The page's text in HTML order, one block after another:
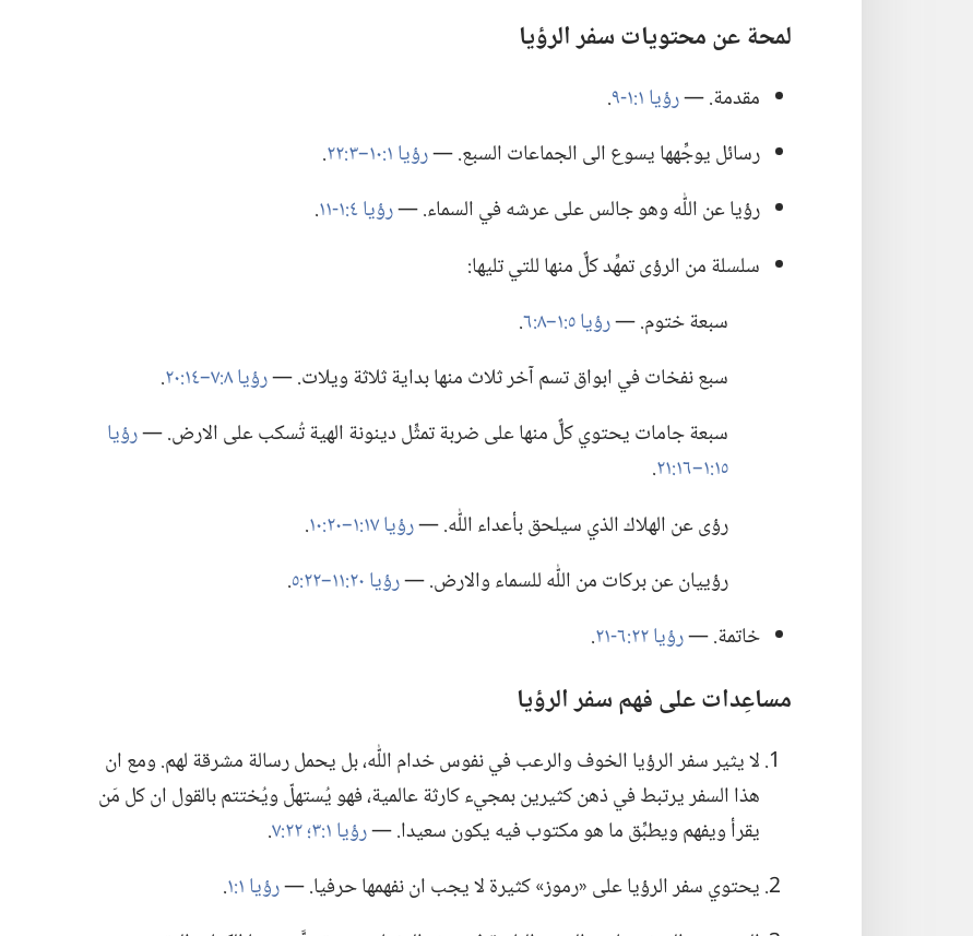
لمحة عن محتويات سفر الرؤيا
مقدمة.‏ —‏رؤيا ١:‏​١-‏٩
‏.‏
رسائل يوجِّهها يسوع الى الجماعات السبع.‏ —‏رؤيا ١:‏١٠–‏٣:‏٢٢
‏.‏
رؤيا عن اللّٰه وهو جالس على عرشه في السماء.‏ —‏رؤيا ٤:‏​١-‏١١
‏.‏
سلسلة من الرؤى تمهِّد كلٌّ منها للتي تليها:‏
سبعة ختوم.‏ —‏رؤيا ٥:‏١–‏٨:‏٦
‏.‏
سبع نفخات في ابواق تسم آخر ثلاث منها بداية ثلاثة ويلات.‏ —‏رؤيا ٨:‏٧–‏١٤:‏٢٠
‏.‏
سبعة جامات يحتوي كلٌّ منها على ضربة تمثِّل دينونة الهية تُسكب على الارض.‏ —‏رؤيا
١٥:‏١–‏١٦:‏٢١
‏.‏
رؤى عن الهلاك الذي سيلحق بأعداء اللّٰه.‏ —‏رؤيا ١٧:‏١–‏٢٠:‏١٠
‏.‏
رؤييان عن بركات من اللّٰه للسماء والارض.‏ —‏رؤيا ٢٠:‏١١–‏٢٢:‏٥
‏.‏
خاتمة.‏ —‏رؤيا ٢٢:‏​٦-‏٢١ ‏.‏
مساعِدات على فهم سفر الرؤيا
لا يثير سفر الرؤيا الخوف والرعب في نفوس خدام اللّٰه،‏ بل يحمل رسالة مشرقة لهم.‏ ومع ان
هذا السفر يرتبط في ذهن كثيرين بمجيء كارثة عالمية،‏ فهو يُستهلّ ويُختتم بالقول ان كل مَن
يقرأ ويفهم ويطبِّق ما هو مكتوب فيه يكون سعيدا.‏ —‏رؤيا ١:‏٣؛‏
‏.‏
يحتوي سفر الرؤيا على «رموز» كثيرة لا يجب ان نفهمها حرفيا.‏ —‏رؤيا ١:‏١
‏.‏